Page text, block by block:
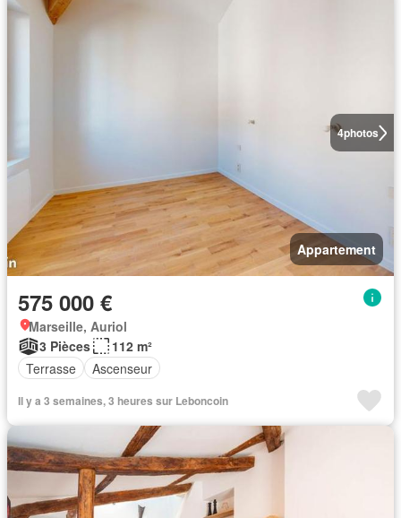
4photos
Appartement
575 000 €
Marseille, Auriol
3 Pièces
112 m²
Terrasse
Ascenseur
Il y a 3 semaines, 3 heures sur Leboncoin